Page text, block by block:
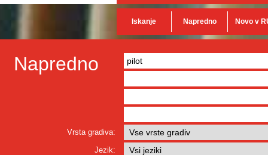
Iskanje Napredno Novo v
Napredno
Vrsta gradiva:
Jezik: